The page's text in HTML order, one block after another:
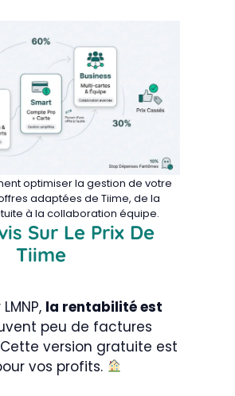
optimiser la gestion de votre
adaptées de Tiime, de la
à la collaboration équipe.
Sur Le Prix De
Tiime
la rentabilité est
peu de factures
version gratuite est
vos profits.